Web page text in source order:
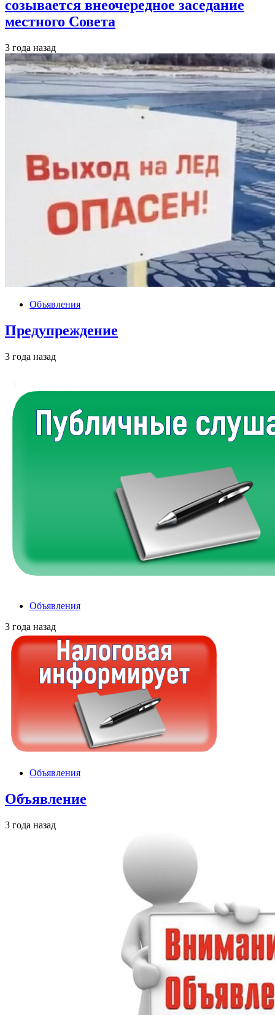
созывается внеочередное заседание
местного Совета
3 года назад
Объявления
Предупреждение
3 года назад
Объявления
3 года назад
Объявления
Объявление
3 года назад